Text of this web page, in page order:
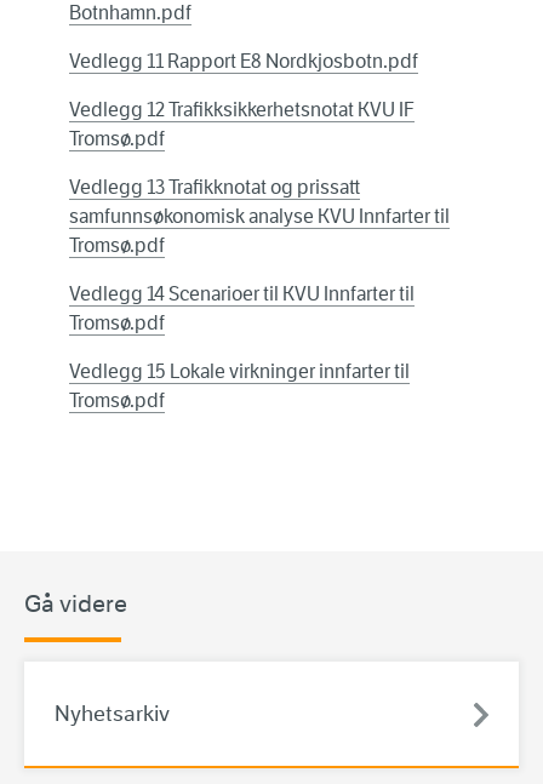
Botnhamn.pdf
Vedlegg 11 Rapport E8 Nordkjosbotn.pdf
Vedlegg 12 Trafikksikkerhetsnotat KVU IF
Tromsø.pdf
Vedlegg 13 Trafikknotat og prissatt
samfunnsøkonomisk analyse KVU Innfarter til
Tromsø.pdf
Vedlegg 14 Scenarioer til KVU Innfarter til
Tromsø.pdf
Vedlegg 15 Lokale virkninger innfarter til
Tromsø.pdf
Gå videre
Nyhetsarkiv